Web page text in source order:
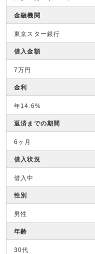
金融機関
東京スター銀行
借入金額
7万円
金利
年14.6%
返済までの期間
6ヶ月
借入状況
借入中
性別
男性
年齢
30代